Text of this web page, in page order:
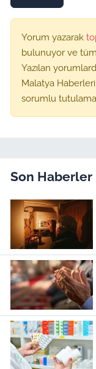
Yorum yazarak
bulunuyor ve
Yazılan
Malatya
sorumlu
Son Haberler